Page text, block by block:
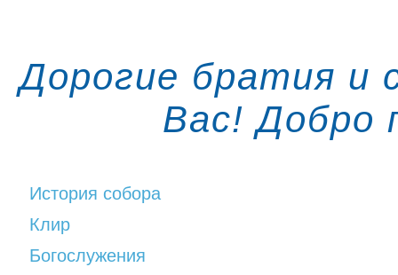
Дорогие братия и
Вас! Добро
История собора
Клир
Богослужения